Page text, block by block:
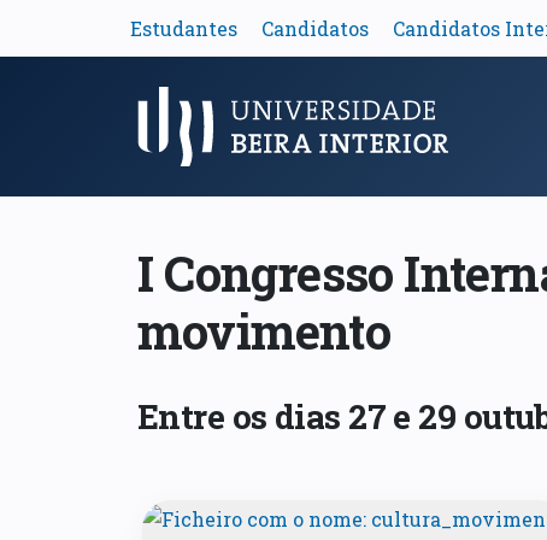
Estudantes Candidatos Candidatos
Menu Principal
I Congresso
movimento
Entre os dias 27 e 29